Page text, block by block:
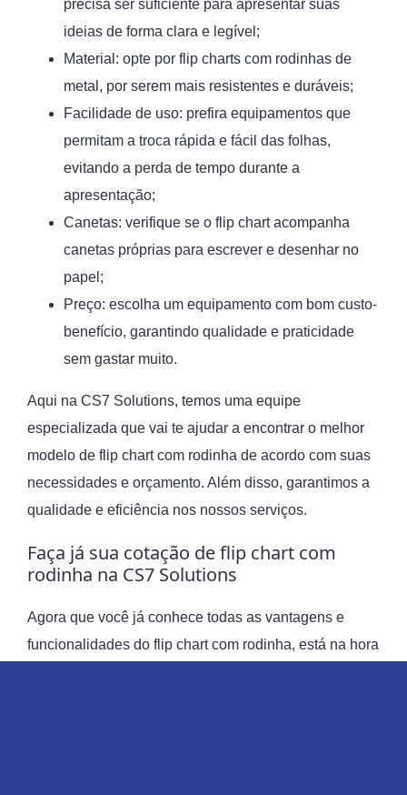
precisa ser suficiente para apresentar suas
ideias de forma clara e legível;
Material: opte por flip charts com rodinhas de
metal, por serem mais resistentes e duráveis;
Facilidade de uso: prefira equipamentos que
permitam a troca rápida e fácil das folhas,
evitando a perda de tempo durante a
apresentação;
Canetas: verifique se o flip chart acompanha
canetas próprias para escrever e desenhar no
papel;
Preço: escolha um equipamento com bom custo-
benefício, garantindo qualidade e praticidade
sem gastar muito.
Aqui na CS7 Solutions, temos uma equipe
especializada que vai te ajudar a encontrar o melhor
modelo de flip chart com rodinha de acordo com suas
necessidades e orçamento. Além disso, garantimos a
qualidade e eficiência nos nossos serviços.
Faça já sua cotação de flip chart com
rodinha na CS7 Solutions
Agora que você já conhece todas as vantagens e
funcionalidades do flip chart com rodinha, está na hora